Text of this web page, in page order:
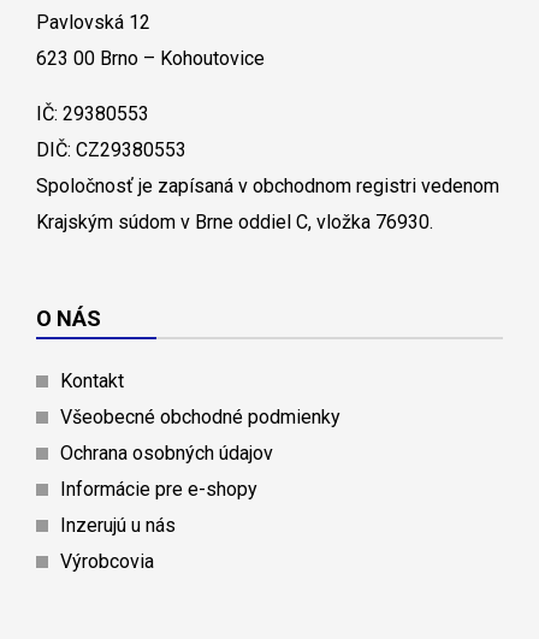
Pavlovská 12
623 00 Brno – Kohoutovice
IČ: 29380553
DIČ: CZ29380553
Spoločnosť je zapísaná v obchodnom registri vedenom
Krajským súdom v Brne oddiel C, vložka 76930.
O NÁS
Kontakt
Všeobecné obchodné podmienky
Ochrana osobných údajov
Informácie pre e-shopy
Inzerujú u nás
Výrobcovia